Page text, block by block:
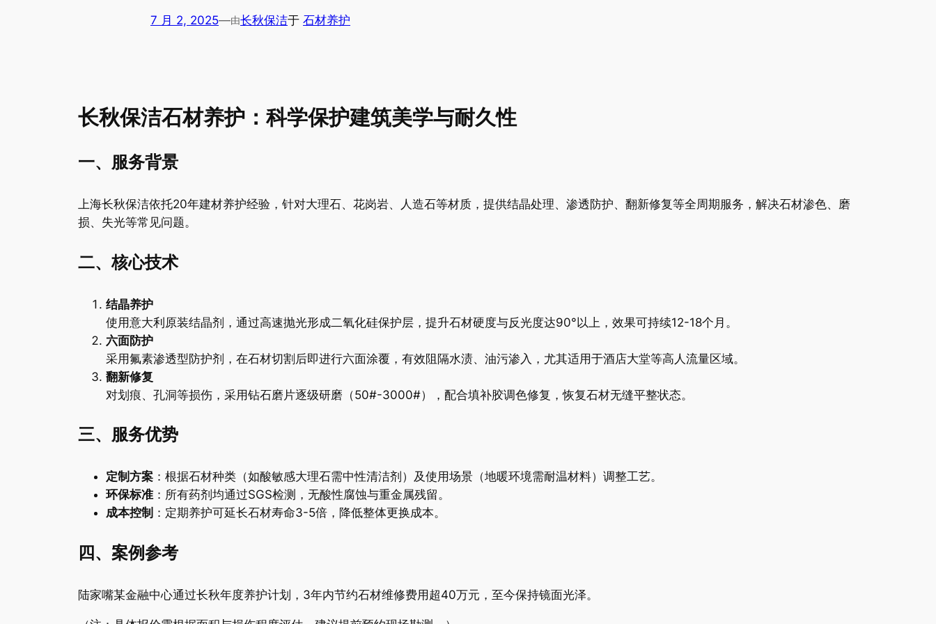
7 月 2, 2025—由长秋保洁于 石材养护
长秋保洁石材养护：科学保护建筑美学与耐久性
一、服务背景
上海长秋保洁依托20年建材养护经验，针对大理石、花岗岩、人造石等材质，提供结晶处理、渗透防护、翻新修复等全周期服务，解决石材渗色、磨
损、失光等常见问题。
二、核心技术
结晶养护
使用意大利原装结晶剂，通过高速抛光形成二氧化硅保护层，提升石材硬度与反光度达90°以上，效果可持续12-18个月。
六面防护
采用氟素渗透型防护剂，在石材切割后即进行六面涂覆，有效阻隔水渍、油污渗入，尤其适用于酒店大堂等高人流量区域。
翻新修复
对划痕、孔洞等损伤，采用钻石磨片逐级研磨（50#-3000#），配合填补胶调色修复，恢复石材无缝平整状态。
三、服务优势
定制方案 ：根据石材种类（如酸敏感大理石需中性清洁剂）及使用场景（地暖环境需耐温材料）调整工艺。
环保标准 ：所有药剂均通过SGS检测，无酸性腐蚀与重金属残留。
成本控制 ：定期养护可延长石材寿命3-5倍，降低整体更换成本。
四、案例参考
陆家嘴某金融中心通过长秋年度养护计划，3年内节约石材维修费用超40万元，至今保持镜面光泽。